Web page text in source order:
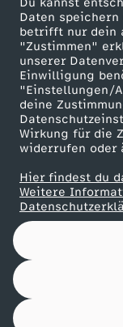
Du kannst
Daten
betrifft nur dein
"Zustimmen"
unserer
Einwilligung
"Einstellungen/
deine
Wirkung für die
widerrufen oder
Hier findest du
Weitere
ZDF goes Schule
Werbefernsehen
Mainzelmännchen
Partner
Nutzungsbedingungen
Impressum